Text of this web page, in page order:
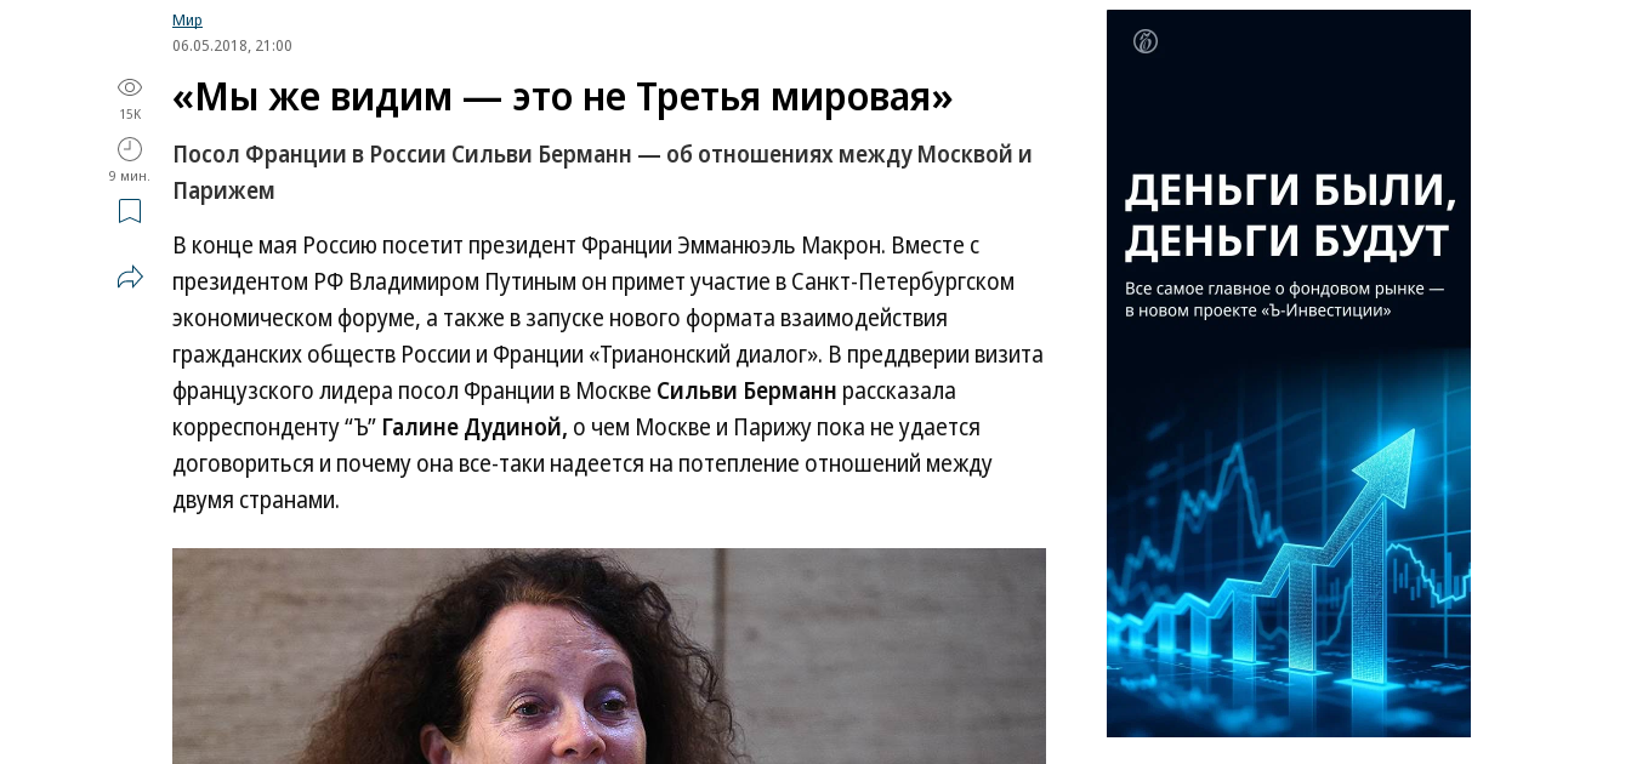
Мир
06.05.2018, 21:00
15K
9 мин.
«Мы же видим — это не Третья мировая»
Посол Франции в России Сильви Берманн — об отношениях между Москвой и
Парижем
В конце мая Россию посетит президент Франции Эмманюэль Макрон. Вместе с
президентом РФ Владимиром Путиным он примет участие в Санкт-Петербургском
экономическом форуме, а также в запуске нового формата взаимодействия
гражданских обществ России и Франции «Трианонский диалог». В преддверии визита
французского лидера посол Франции в Москве Сильви Берманн рассказала
корреспонденту “Ъ” Галине Дудиной, о чем Москве и Парижу пока не удается
договориться и почему она все-таки надеется на потепление отношений между
двумя странами.